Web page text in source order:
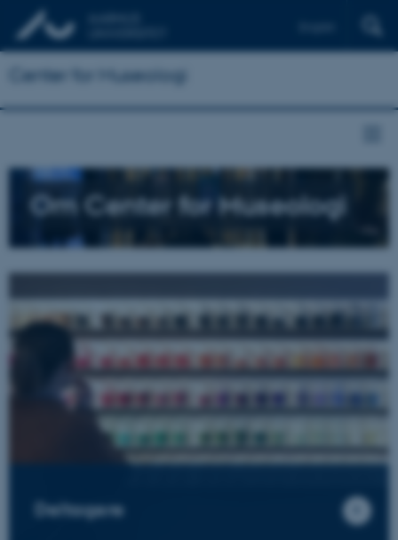
Center for Museologi
Om Center for Museologi
Deltagere